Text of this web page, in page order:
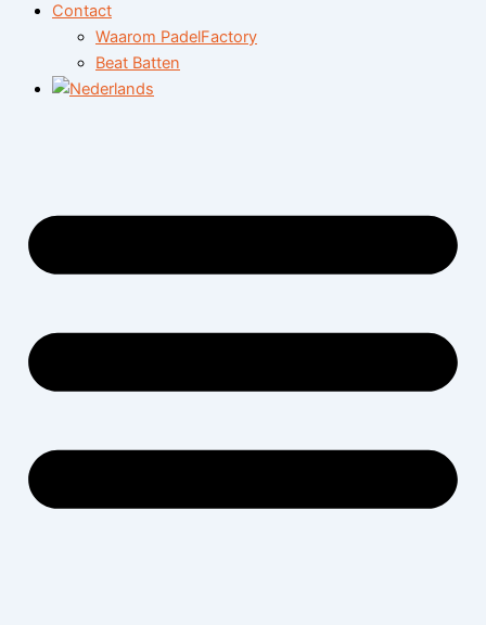
Contact
Waarom PadelFactory
Beat Batten